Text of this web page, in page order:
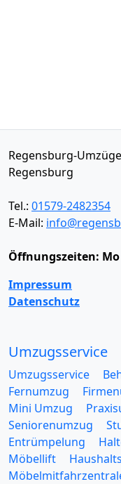
Regensburg-
Regensburg
Tel.: 01579-2482354
E-Mail:
Öffnungszeiten:
Impressum
Datenschutz
Umzugsservice
Umzugsservice
Fernumzug
Mini Umzug
Seniorenumzug
Entrümpelung
Möbellift